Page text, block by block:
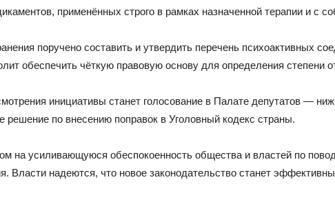
применённых строго в рамках назначенной терапии и с
поручено составить и утвердить перечень психоактивных
обеспечить чёткую правовую основу для определения степени
инициативы станет голосование в Палате депутатов —
решение по внесению поправок в Уголовный кодекс страны.
на усиливающуюся обеспокоенность общества и властей по
Власти надеются, что новое законодательство станет